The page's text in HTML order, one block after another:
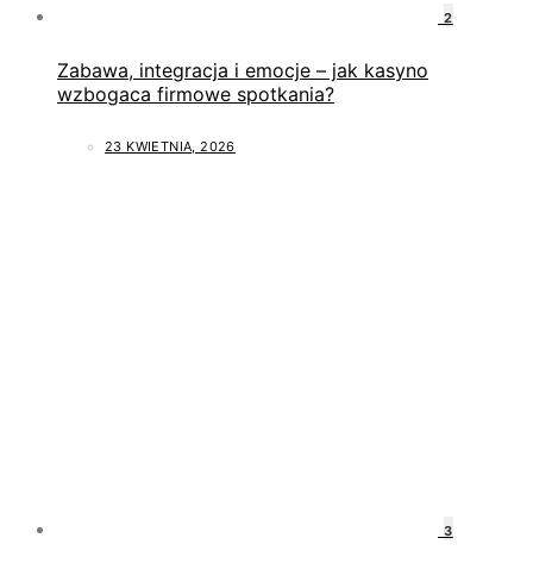
2
Zabawa, integracja i emocje – jak kasyno
wzbogaca firmowe spotkania?
23 KWIETNIA, 2026
3